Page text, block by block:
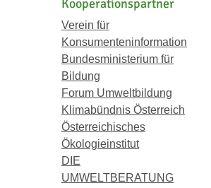
Kooperationspartner
Verein für
Konsumenteninformation
Bundesministerium für
Bildung
Forum Umweltbildung
Klimabündnis Österreich
Österreichisches
Ökologieinstitut
DIE
UMWELTBERATUNG